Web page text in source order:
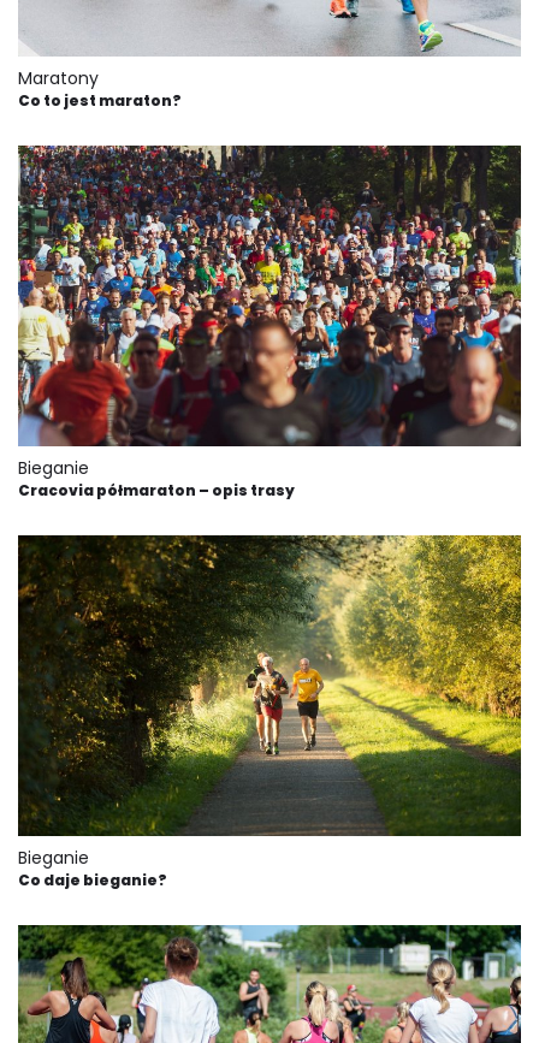
Maratony
Co to jest maraton?
Bieganie
Cracovia półmaraton – opis trasy
Bieganie
Co daje bieganie?